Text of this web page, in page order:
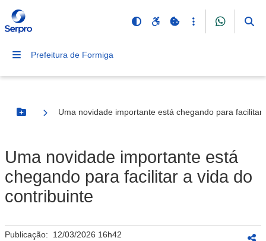
Prefeitura de Formiga
Botão Menu
Uma novidade importante está chegando para facilitar
Uma novidade importante está
chegando para facilitar a vida do
contribuinte
Publicação: 12/03/2026 16h42